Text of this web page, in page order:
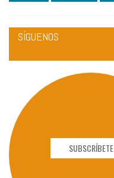
SÍGUENOS
SUBSCRÍBETE